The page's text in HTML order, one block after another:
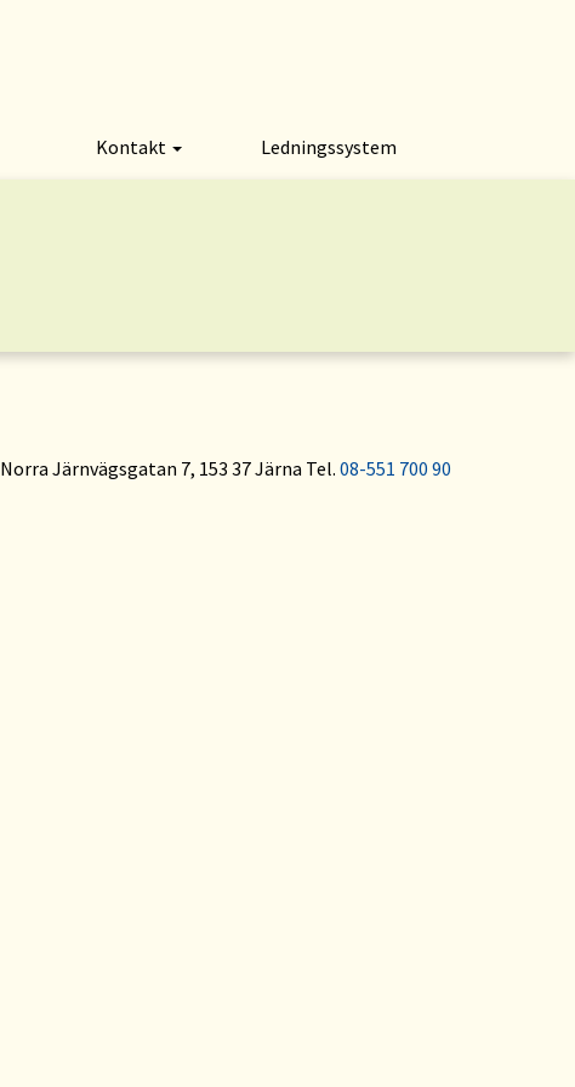
Kontakt Ledningssystem
Norra Järnvägsgatan 7, 153 37 Järna Tel. 08-551 700 90